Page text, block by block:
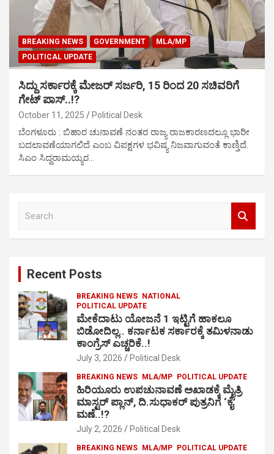
BREAKING NEWS GOVERNMENT
MLA/MP
POLITICAL UPDATE
ಸಿದ್ದು ಸರ್ಕಾರಕ್ಕೆ ಮೇಜರ್ ಸರ್ಜರಿ, 15 ರಿಂದ 20 ಸಚಿವರಿಗೆ
ಗೇಟ್ ಪಾಸ್..!?
October 11, 2025 Political Desk
ಬೆಂಗಳೂರು : ಬಿಹಾರ ಚುನಾವಣೆ ನಂತರ ರಾಜ್ಯ ರಾಜಕಾರಣದಲ್ಲೂ ಭಾರೀ
ಬದಲಾವಣೆಯಾಗಲಿದೆ ಎಂಬ ವಿಪಕ್ಷಗಳ ಭವಿಷ್ಯ ನಿಜವಾಗುವಂತೆ ಕಾಣ್ತಿದೆ.
ಸಿಎಂ ಸಿದ್ದರಾಮಯ್ಯರ…
Recent Posts
BREAKING NEWS
NATIONAL
POLITICAL UPDATE
ಮೇಕೆದಾಟು ಯೋಜನೆ 1 ಇಟ್ಟಿಗೆ ಹಾಕಲೂ
ಬಿಡೋದಿಲ್ಲ.. ಕರ್ನಾಟಕ ಸರ್ಕಾರಕ್ಕೆ ತಮಿಳನಾಡು
ಕಾಂಗ್ರೆಸ್ ಎಚ್ಚರಿಕೆ..!
July 3, 2026 Political Desk
BREAKING NEWS MLA/MP POLITICAL UPDATE
ಹಿರಿಯೂರು ಉಪಚುನಾವಣೆ ಅಖಾಡಕ್ಕೆ ಮೈತ್ರಿ
ಮಾಸ್ಟರ್ ಪ್ಲಾನ್, ದಿ.ಸುಧಾಕರ್ ಪುತ್ರನಿಗೆ ‘ಕೈ’
ಮಣೆ..!?
July 2, 2026 Political Desk
BREAKING NEWS MLA/MP POLITICAL UPDATE